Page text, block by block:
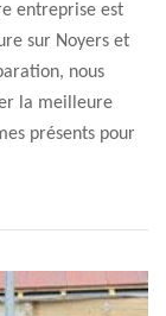
entreprise est
sur Noyers et
nous
la meilleure
présents pour